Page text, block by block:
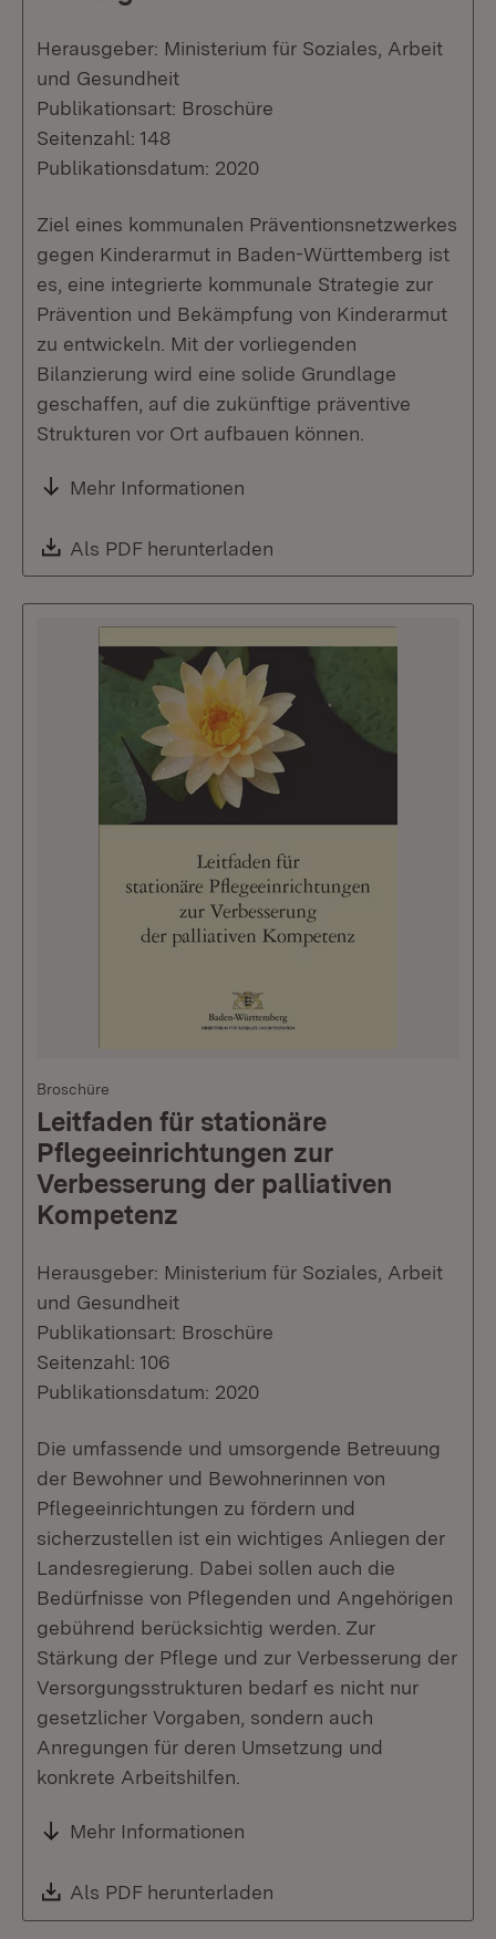
Herausgeber: Ministerium für Soziales, Arbeit
und Gesundheit
Publikationsart: Broschüre
Seitenzahl: 148
Publikationsdatum: 2020
Ziel eines kommunalen Präventionsnetzwerkes
gegen Kinderarmut in Baden-Württemberg ist
es, eine integrierte kommunale Strategie zur
Prävention und Bekämpfung von Kinderarmut
zu entwickeln. Mit der vorliegenden
Bilanzierung wird eine solide Grundlage
geschaffen, auf die zukünftige präventive
Strukturen vor Ort aufbauen können.
Mehr Informationen
Download:
Als PDF herunterladen
Broschüre
Leitfaden für stationäre
Pflegeeinrichtungen zur
Verbesserung der palliativen
Kompetenz
Herausgeber: Ministerium für Soziales, Arbeit
und Gesundheit
Publikationsart: Broschüre
Seitenzahl: 106
Publikationsdatum: 2020
Die umfassende und umsorgende Betreuung
der Bewohner und Bewohnerinnen von
Pflegeeinrichtungen zu fördern und
sicherzustellen ist ein wichtiges Anliegen der
Landesregierung. Dabei sollen auch die
Bedürfnisse von Pflegenden und Angehörigen
gebührend berücksichtig werden. Zur
Stärkung der Pflege und zur Verbesserung der
Versorgungsstrukturen bedarf es nicht nur
gesetzlicher Vorgaben, sondern auch
Anregungen für deren Umsetzung und
konkrete Arbeitshilfen.
Mehr Informationen
Download:
Als PDF herunterladen